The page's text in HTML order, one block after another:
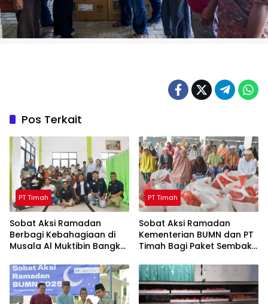
Pos Terkait
PT Timah
Sobat Aksi Ramadan
Berbagi Kebahagiaan di
Musala Al Muktibin Bangka
dan Piatu
PT Timah
Sobat Aksi Ramadan
Kementerian BUMN dan PT
Timah Bagi Paket Sembako
Barat